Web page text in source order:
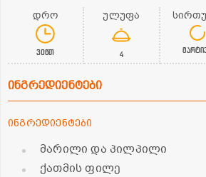
დრო
30წთ
ულუფა
4
ინგრედიენტები
ინგრედიენტები
მარილი და პილპილი
ქათმის ფილე